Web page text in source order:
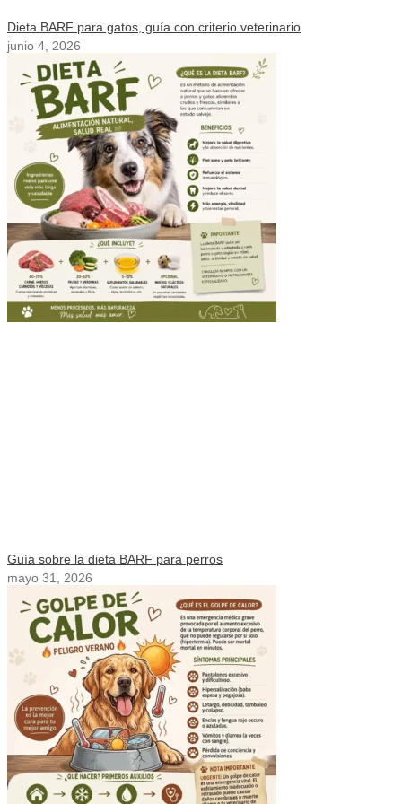
Dieta BARF para gatos, guía con criterio veterinario
junio 4, 2026
Guía sobre la dieta BARF para perros
mayo 31, 2026